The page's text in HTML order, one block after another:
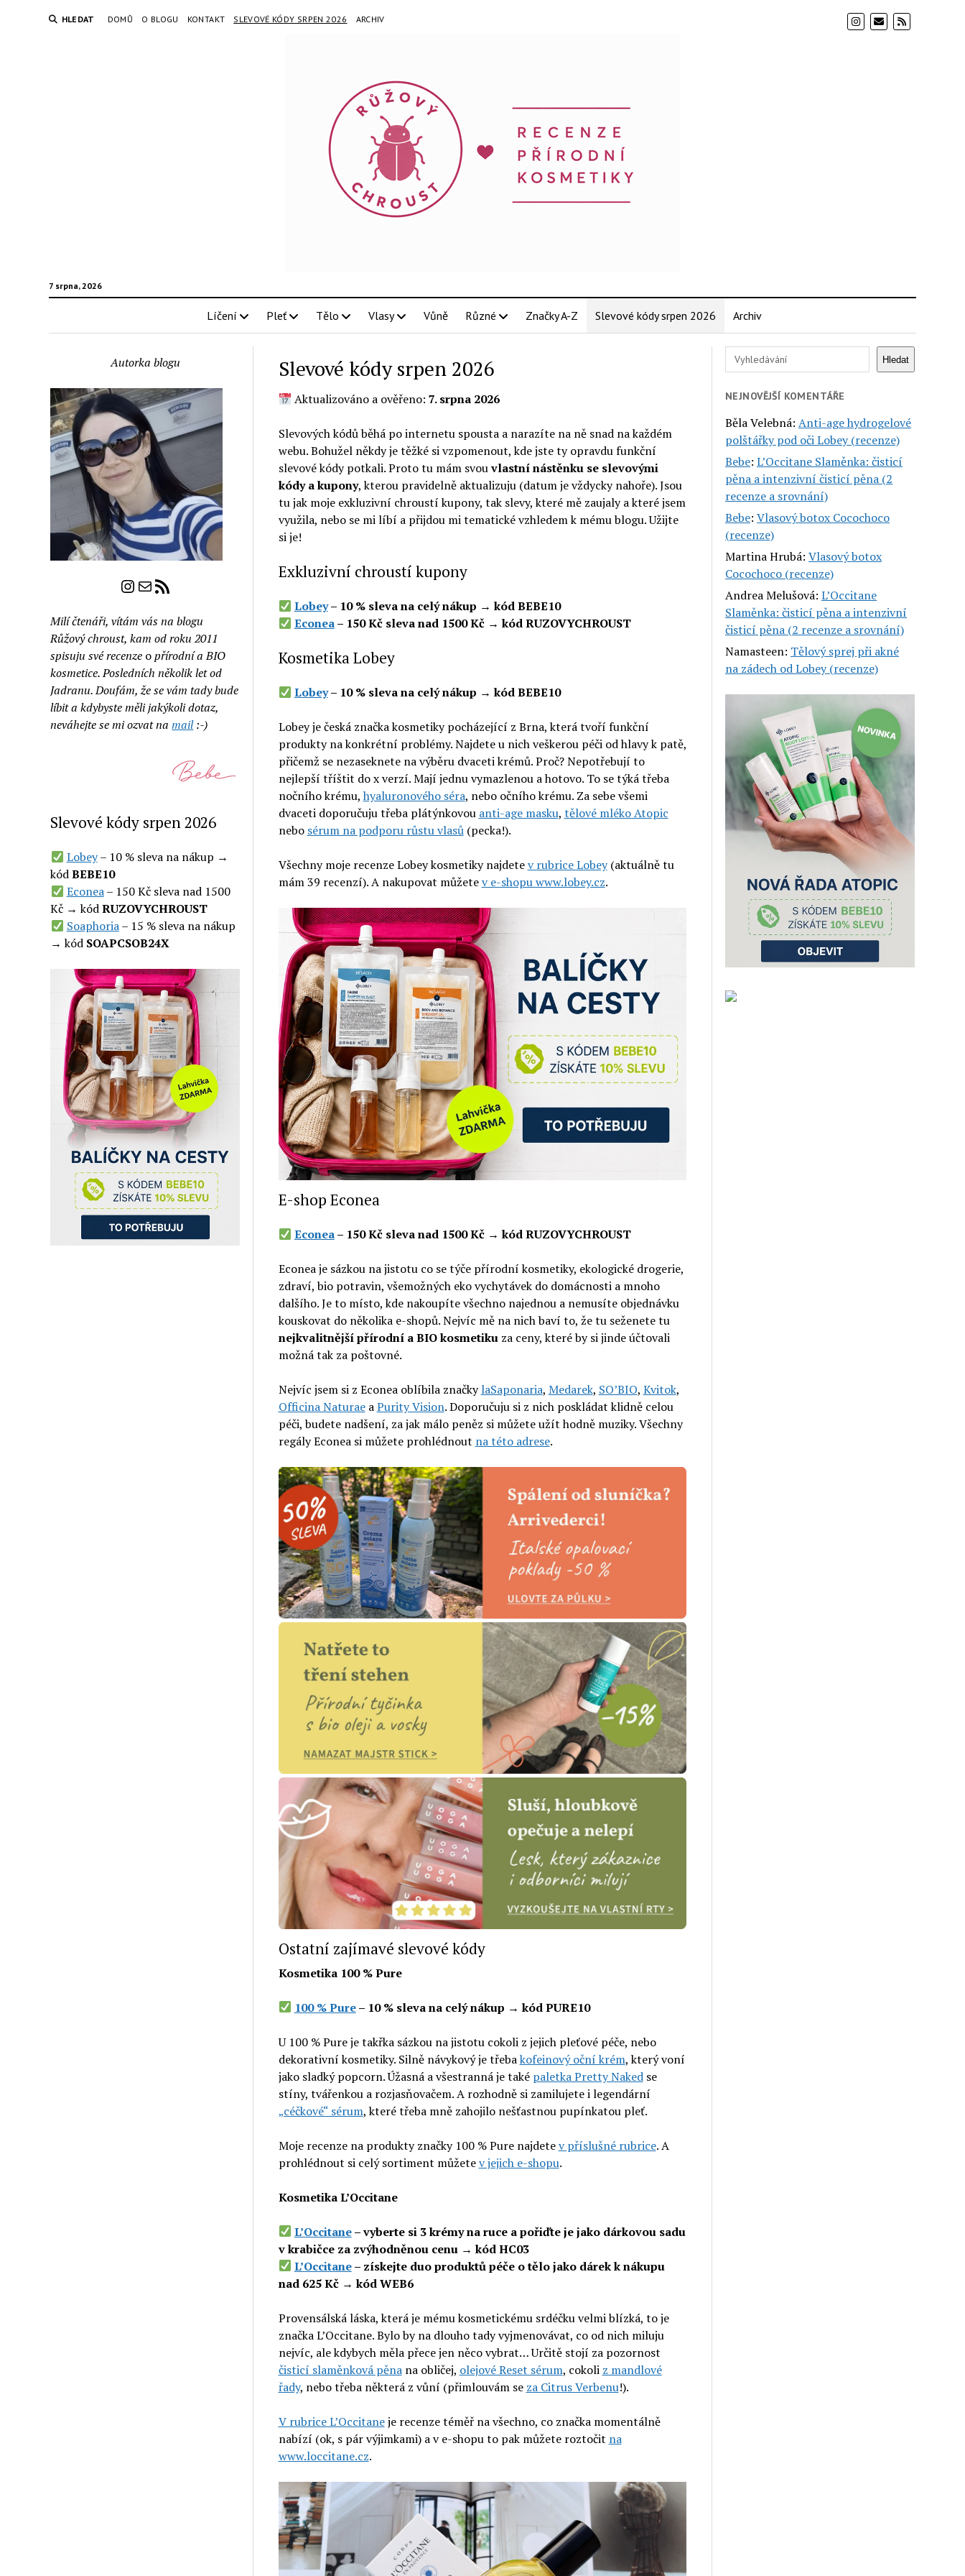
HLEDAT DOMŮ O BLOGU KONTAKT SLEVOVÉ KÓDY SRPEN 2026 ARCHIV
7 srpna, 2026
Líčení Pleť Tělo Vlasy Vůně Různé Značky A-Z Slevové kódy srpen 2026 Archiv
Autorka blogu
Instagram
E-mail
RSS zdroj
Milí čtenáři, vítám vás na blogu
Růžový chroust, kam od roku 2011
spisuju své recenze opřírodní a BIO
kosmetice. Posledních několik let od
Jadranu. Doufám, že se vám tady bude
líbit a kdybyste měli jakýkoli dotaz,
neváhejte se mi ozvat namail:-)
Slevové kódy srpen 2026
Lobey– 10 % sleva na nákup →
kódBEBE10
Econea– 150 Kč sleva nad 1500
Kč → kódRUZOVYCHROUST
Soaphoria– 15 % sleva na nákup
→ kód SOAPCSOB24X
Slevové kódy srpen 2026
Aktualizováno a ověřeno: 7. srpna 2026
Slevových kódů běhá po internetu spousta a narazíte na ně snad na každém
webu. Bohužel někdy je těžké si vzpomenout, kde jste ty opravdu funkční
slevové kódy potkali. Proto tu mám svouvlastní nástěnku se slevovými
kódy a kupony, kterou pravidelně aktualizuju (datum je vždycky nahoře). Jsou
tu jak moje exkluzivní chroustí kupony, tak slevy, které mě zaujaly a které jsem
využila, nebo se mi líbí a přijdou mi tematické vzhledem k mému blogu. Užijte
si je!
Exkluzivní chroustí kupony
Lobey– 10 % sleva na celý nákup → kód BEBE10
Econea– 150 Kč sleva nad 1500 Kč → kód RUZOVYCHROUST
Kosmetika Lobey
Lobey– 10 % sleva na celý nákup → kód BEBE10
Lobey je česká značka kosmetiky pocházející z Brna, která tvoří funkční
produkty na konkrétní problémy. Najdete u nich veškerou péči od hlavy k patě,
přičemž se nezaseknete na výběru dvaceti krémů. Proč? Nepotřebují to
nejlepší tříštit do x verzí. Mají jednu vymazlenou a hotovo. To se týká třeba
nočního krému, hyaluronového séra, nebo očního krému. Za sebe všemi
dvaceti doporučuju třeba plátýnkovou anti-age masku, tělové mléko Atopic
nebo sérum na podporu růstu vlasů(pecka!).
Všechny moje recenze Lobey kosmetiky najdetev rubrice Lobey(aktuálně tu
mám 39 recenzí). A nakupovat můžetev e-shopu www.lobey.cz.
E-shop Econea
Econea– 150 Kč sleva nad 1500 Kč → kód RUZOVYCHROUST
Econea je sázkou na jistotu co se týče přírodní kosmetiky, ekologické drogerie,
zdraví, bio potravin, všemožných eko vychytávek do domácnosti a mnoho
dalšího. Je to místo, kde nakoupíte všechno najednou a nemusíte objednávku
kouskovat do několika e-shopů. Nejvíc mě na nich baví to, že tu seženete tu
nejkvalitnější přírodní a BIO kosmetikuza ceny, které by si jinde účtovali
možná tak za poštovné.
Nejvíc jsem si z Econea oblíbila značkylaSaponaria, Medarek, SO’BIO, Kvitok,
Officina NaturaeaPurity Vision. Doporučuju si z nich poskládat klidně celou
péči, budete nadšení, za jak málo peněz si můžete užít hodně muziky. Všechny
regály Econea si můžete prohlédnout na této adrese.
Ostatní zajímavé slevové kódy
Kosmetika 100 % Pure
100 % Pure– 10 % sleva na celý nákup → kód PURE10
U 100 % Pure je takřka sázkou na jistotu cokoli z jejich pleťové péče, nebo
dekorativní kosmetiky. Silně návykový je třebakofeinový oční krém, který voní
jako sladký popcorn. Úžasná a všestranná je také paletka Pretty Nakedse
stíny, tvářenkou a rozjasňovačem. A rozhodně si zamilujete i legendární
„céčkové“ sérum, které třeba mně zahojilo nešťastnou pupínkatou pleť.
Moje recenze na produkty značky 100 % Pure najdetev příslušné rubrice. A
prohlédnout si celý sortiment můžetev jejich e-shopu.
Kosmetika L’Occitane
L’Occitane– vyberte si 3 krémy na ruce a pořiďte je jako dárkovou sadu
v krabičce za zvýhodněnou cenu → kód HC03
L’Occitane– získejte duo produktů péče o tělo jako dárek k nákupu
nad 625 Kč → kód WEB6
Provensálská láska, která je mému kosmetickému srdéčku velmi blízká, to je
značka L’Occitane. Bylo by na dlouho tady vyjmenovávat, co od nich miluju
nejvíc, ale kdybych měla přece jen něco vybrat… Určitě stojí za pozornost
čisticí slaměnková pěnana obličej, olejové Reset sérum, cokoli z mandlové
řady, nebo třeba některá z vůní (přimlouvám se za Citrus Verbenu!).
V rubrice L’Occitaneje recenze téměř na všechno, co značka momentálně
nabízí (ok, s pár výjimkami) a v e-shopu to pak můžete roztočit na
www.loccitane.cz.
Hledat Hledat
NEJNOVĚJŠÍ KOMENTÁŘE
Běla Velebná:Anti-age hydrogelové
polštářky pod oči Lobey (recenze)
Bebe:L’Occitane Slaměnka: čisticí
pěna a intenzivní čisticí pěna (2
recenze a srovnání)
Bebe:Vlasový botox Cocochoco
(recenze)
Martina Hrubá:Vlasový botox
Cocochoco (recenze)
Andrea Melušová:L’Occitane
Slaměnka: čisticí pěna a intenzivní
čisticí pěna (2 recenze a srovnání)
Namasteen: Tělový sprej při akné
na zádech od Lobey (recenze)